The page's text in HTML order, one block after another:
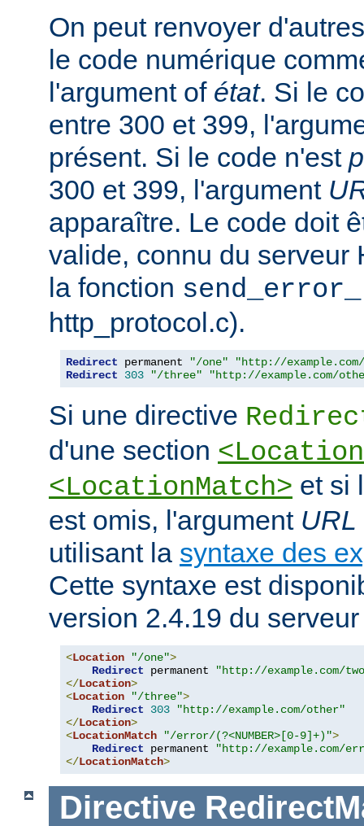
On peut renvoyer
le code numérique
l'argument of état. Si le
entre 300 et 399,
présent. Si le code n'est
300 et 399, l'argument
apparaître. Le code doit
valide, connu du serveur
la fonction
http_protocol.c).
Redirect permanent "/one"
"http://
Redirect
303 "/three" "http://example.com/
Si une directive
d'une section
<LocationMatch> et si
est omis, l'argument URL
utilisant la syntaxe des
Cette syntaxe est
version 2.4.19 du
<Location "/one">
Redirect permanent
"http://example.com/
</Location>
<Location "/three">
Redirect
303
"http://example.com/other"
</Location>
<LocationMatch "/error/(?<NUMBER>[0-9]+)">
Redirect permanent
"http://example.com/
</LocationMatch>
Directive